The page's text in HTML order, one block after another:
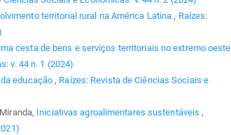
territorial rural na América Latina, Raízes:
cesta de bens e serviços territoriais no extremo oeste
v. 44 n. 1 (2024)
educação, Raízes: Revista de Ciências Sociais e
Iniciativas agroalimentares sustentáveis,